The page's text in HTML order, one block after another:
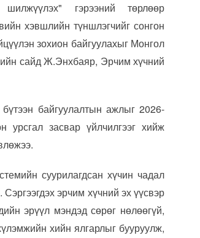
гэрээний төрлөөр
хэвшлийн түншлэгчийг сонгон
зохион байгуулахыг Монгол
сайд Ж.Энхбаяр, Эрчим хүчний
байгуулалтын ажлыг 2026-
урсгал засвар үйлчилгээг хийж
суурилагдсан хүчин чадал
эрчим хүчний эх үүсвэр
эрүүл мэндэд сөрөг нөлөөгүй,
хийн ялгарлыг бууруулж,